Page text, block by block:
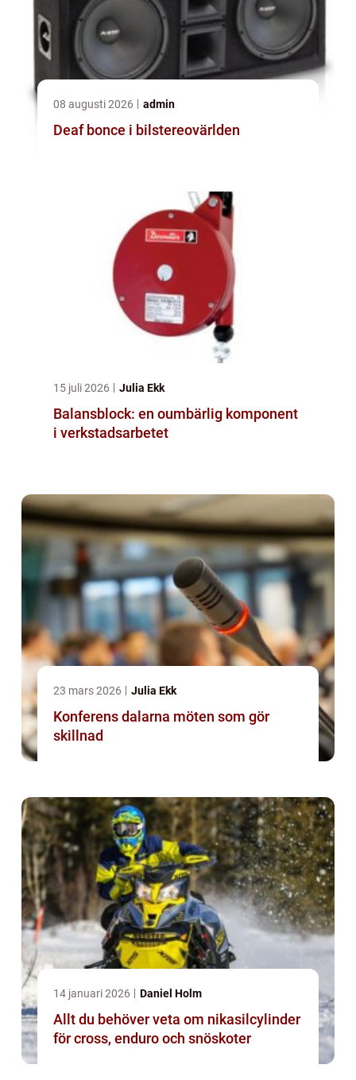
08 augusti 2026 admin
Deaf bonce i bilstereovärlden
15 juli 2026 Julia Ekk
Balansblock: en oumbärlig komponent
i verkstadsarbetet
23 mars 2026 Julia Ekk
Konferens dalarna möten som gör
skillnad
14 januari 2026 Daniel Holm
Allt du behöver veta om nikasilcylinder
för cross, enduro och snöskoter